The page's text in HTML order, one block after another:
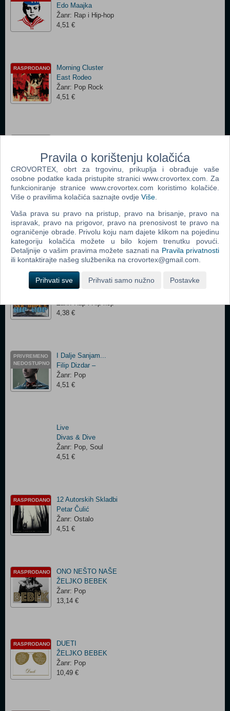
Edo Maajka
Žanr: Rap i Hip-hop
4,51 €
RASPRODANO
Morning Cluster
East Rodeo
Žanr: Pop Rock
4,51 €
Žanr: Ostalo
12,34 €
RASPRODANO
Hej ti
D'Legende
Žanr: Pop
4,51 €
PRIVREMENO
Sex, Dope & Hip-Hop
Žanr: Rap i Hip-hop
4,38 €
PRIVREMENO
NEDOSTUPNO
I Dalje Sanjam...
Filip Dizdar ‎–
Žanr: Pop
4,51 €
Live
Divas & Dive
Žanr: Pop, Soul
4,51 €
RASPRODANO
12 Autorskih Skladbi
Petar Čulić ‎
Žanr: Ostalo
4,51 €
RASPRODANO
ONO NEŠTO NAŠE
ŽELJKO BEBEK
Žanr: Pop
13,14 €
RASPRODANO
DUETI
ŽELJKO BEBEK
Žanr: Pop
10,49 €
Pravila o korištenju kolačića
CROVORTEX, obrt za trgovinu, prikuplja i obrađuje vaše
osobne podatke kada pristupite stranici www.crovortex.com. Za
funkcioniranje stranice www.crovortex.com koristimo kolačiće.
Više o pravilima kolačića saznajte ovdje Više
Vaša prava su pravo na pristup, pravo na brisanje, pravo na
ispravak, pravo na prigovor, pravo na prenosivost te pravo na
ograničenje obrade. Privolu koju nam dajete klikom na pojedinu
kategoriju kolačića možete u bilo kojem trenutku povući.
Detaljnije o vašim pravima možete saznati na Pravila privatnosti
ili kontaktirajte našeg službenika na crovortex@gmail.com.
Prihvati sve Prihvati samo nužno Postavke